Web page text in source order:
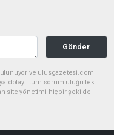
Gönder
ve ulusgazetesi.com
dolaylı tüm sorumluluğu tek
site yönetimi hiçbir şekilde